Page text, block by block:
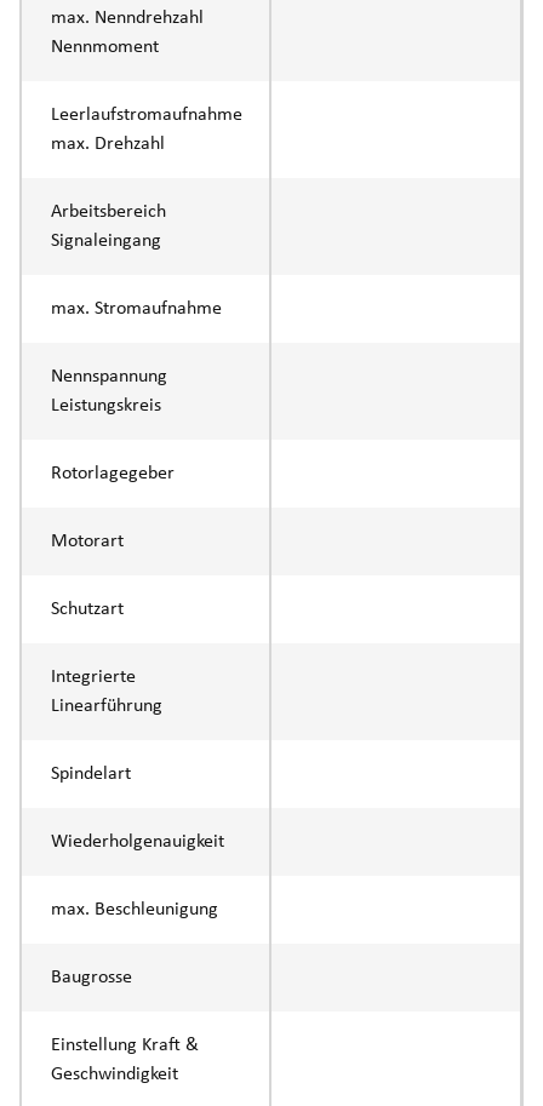
max. Nenndrehzahl
Nennmoment
Leerlaufstromaufnahme
max. Drehzahl
Arbeitsbereich
Signaleingang
max. Stromaufnahme
Nennspannung
Leistungskreis
Rotorlagegeber
Motorart
Schutzart
Integrierte
Linearführung
Spindelart
Wiederholgenauigkeit
max. Beschleunigung
Baugrosse
Einstellung Kraft &
Geschwindigkeit